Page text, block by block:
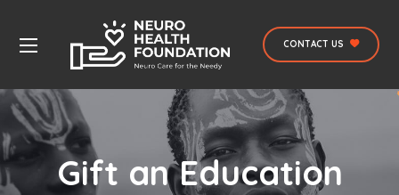
CONTACT US
Gift an Education